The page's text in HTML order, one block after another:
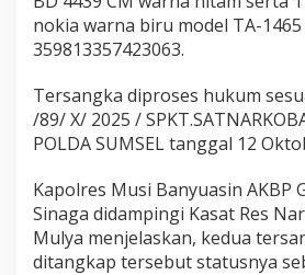
nokia warna biru model TA-
359813357423063.
Tersangka diproses hukum
/89/ X/ 2025 /
POLDA SUMSEL tanggal 12
Kapolres Musi Banyuasin AKBP
Sinaga didampingi Kasat Res
Mulya menjelaskan, kedua
ditangkap tersebut statusnya